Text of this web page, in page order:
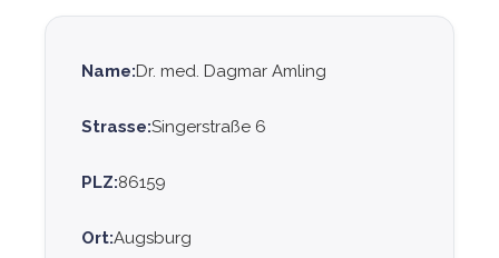
Name:Dr. med. Dagmar Amling
Strasse:Singerstraße 6
PLZ:86159
Ort:Augsburg